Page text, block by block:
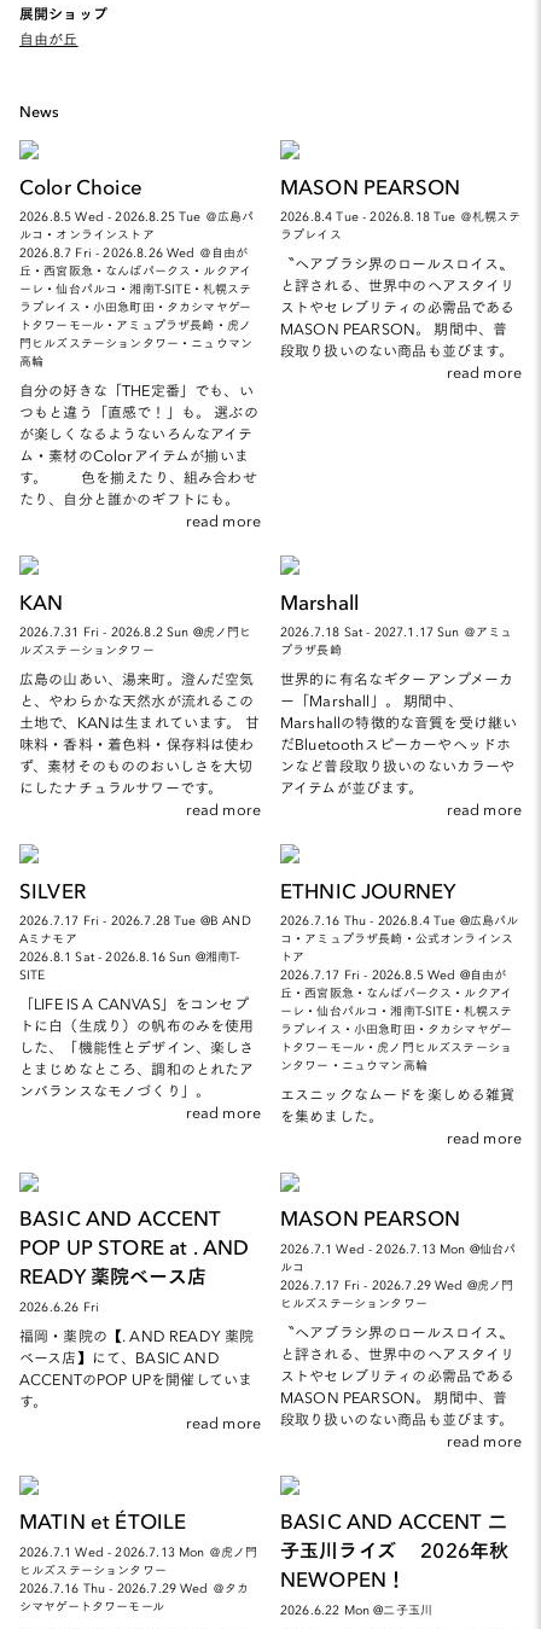
展開ショップ
自由が丘
News
Color Choice
2026.8.5 Wed - 2026.8.25 Tue ＠広島パ
ルコ・オンラインストア
2026.8.7 Fri - 2026.8.26 Wed ＠自由が
丘・西宮阪急・なんばパークス・ルクアイ
ーレ・仙台パルコ・湘南T-SITE・札幌ステ
ラプレイス・小田急町田・タカシマヤゲー
トタワーモール・アミュプラザ長崎・虎ノ
門ヒルズステーションタワー・ニュウマン
高輪
自分の好きな「THE定番」でも、い
つもと違う「直感で！」も。 選ぶの
が楽しくなるようないろんなアイテ
ム・素材のColorアイテムが揃いま
す。 色を揃えたり、組み合わせ
たり、自分と誰かのギフトにも。
read more
MASON PEARSON
2026.8.4 Tue - 2026.8.18 Tue ＠札幌ステ
ラプレイス
〝ヘアブラシ界のロールスロイス〟
と評される、世界中のヘアスタイリ
ストやセレブリティの必需品である
MASON PEARSON。 期間中、普
段取り扱いのない商品も並びます。
read more
KAN
2026.7.31 Fri - 2026.8.2 Sun @虎ノ門ヒ
ルズステーションタワー
広島の山あい、湯来町。澄んだ空気
と、やわらかな天然水が流れるこの
土地で、KANは生まれています。 甘
味料・香料・着色料・保存料は使わ
ず、素材そのもののおいしさを大切
にしたナチュラルサワーです。
read more
Marshall
2026.7.18 Sat - 2027.1.17 Sun ＠アミュ
プラザ長崎
世界的に有名なギターアンプメーカ
ー「Marshall」。 期間中、
Marshallの特徴的な音質を受け継い
だBluetoothスピーカーやヘッドホ
ンなど普段取り扱いのないカラーや
アイテムが並びます。
read more
SILVER
2026.7.17 Fri - 2026.7.28 Tue @B AND
Aミナモア
2026.8.1 Sat - 2026.8.16 Sun @湘南T-
SITE
「LIFE IS A CANVAS」をコンセプ
トに白（生成り）の帆布のみを使用
した、「機能性とデザイン、楽しさ
とまじめなところ、調和のとれたア
ンバランスなモノづくり」。
read more
ETHNIC JOURNEY
2026.7.16 Thu - 2026.8.4 Tue @広島パル
コ・アミュプラザ長崎・公式オンラインス
トア
2026.7.17 Fri - 2026.8.5 Wed @自由が
丘・西宮阪急・なんばパークス・ルクアイ
ーレ・仙台パルコ・湘南T-SITE・札幌ステ
ラプレイス・小田急町田・タカシマヤゲー
トタワーモール・虎ノ門ヒルズステーショ
ンタワー・ニュウマン高輪
エスニックなムードを楽しめる雑貨
を集めました。
read more
BASIC AND ACCENT
POP UP STORE at . AND
READY 薬院ベース店
2026.6.26 Fri
福岡・薬院の【. AND READY 薬院
ベース店】にて、BASIC AND
ACCENTのPOP UPを開催していま
す。
read more
MASON PEARSON
2026.7.1 Wed - 2026.7.13 Mon @仙台パ
ルコ
2026.7.17 Fri - 2026.7.29 Wed @虎ノ門
ヒルズステーションタワー
〝ヘアブラシ界のロールスロイス〟
と評される、世界中のヘアスタイリ
ストやセレブリティの必需品である
MASON PEARSON。 期間中、普
段取り扱いのない商品も並びます。
read more
MATIN et ÉTOILE
2026.7.1 Wed - 2026.7.13 Mon ＠虎ノ門
ヒルズステーションタワー
2026.7.16 Thu - 2026.7.29 Wed ＠タカ
シマヤゲートタワーモール
BASIC AND ACCENT 二
子玉川ライズ 2026年秋
NEWOPEN！
2026.6.22 Mon @二子玉川